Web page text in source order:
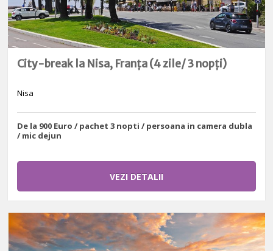
City-break la Nisa, Franța (4 zile/ 3 nopți)
Nisa
De la 900 Euro / pachet 3 nopti / persoana in camera dubla
/ mic dejun
VEZI DETALII